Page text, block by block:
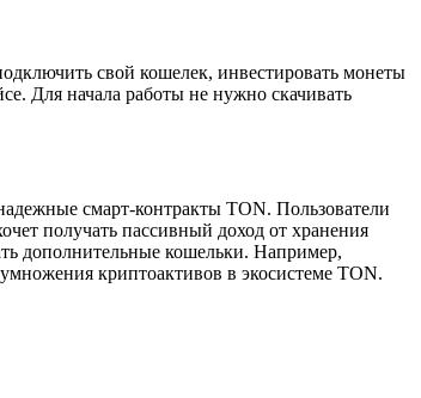
свой кошелек, инвестировать монеты
Для начала работы не нужно скачивать
смарт-контракты TON. Пользователи
получать пассивный доход от хранения
дополнительные кошельки. Например,
криптоактивов в экосистеме TON.